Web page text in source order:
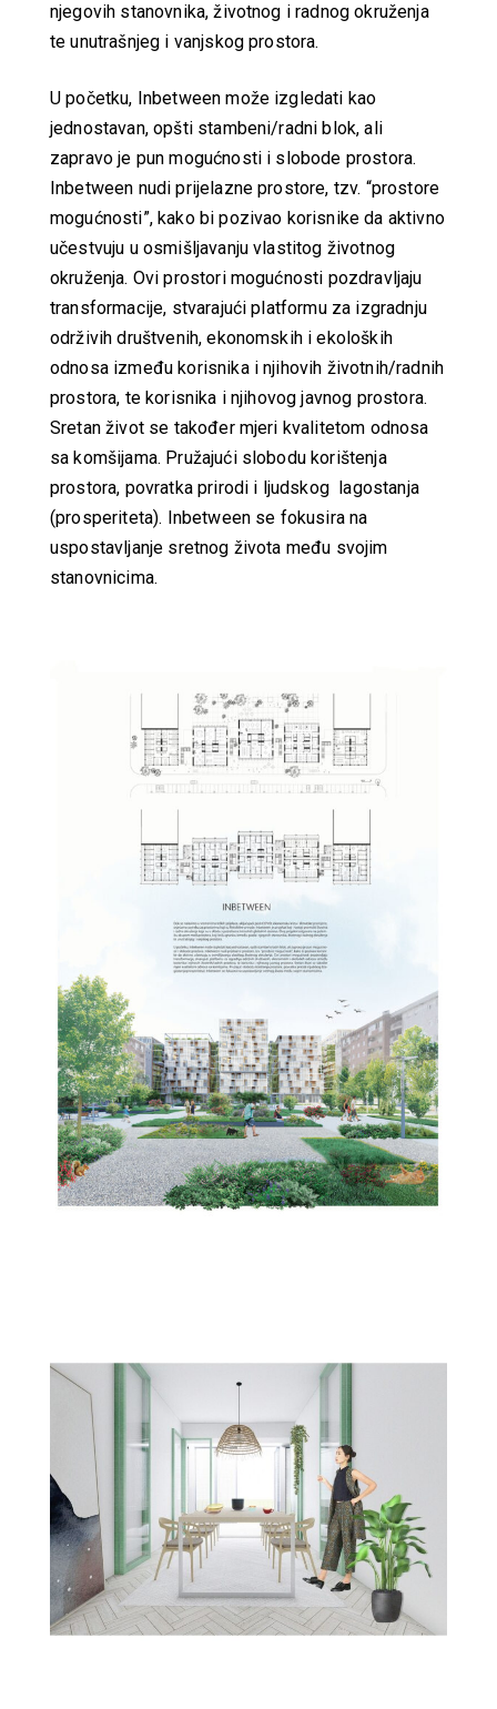
njegovih stanovnika, životnog i radnog okruženja
te unutrašnjeg i vanjskog prostora.
U početku, Inbetween može izgledati kao
jednostavan, opšti stambeni/radni blok, ali
zapravo je pun mogućnosti i slobode prostora.
Inbetween nudi prijelazne prostore, tzv. “prostore
mogućnosti”, kako bi pozivao korisnike da aktivno
učestvuju u osmišljavanju vlastitog životnog
okruženja. Ovi prostori mogućnosti pozdravljaju
transformacije, stvarajući platformu za izgradnju
održivih društvenih, ekonomskih i ekoloških
odnosa između korisnika i njihovih životnih/radnih
prostora, te korisnika i njihovog javnog prostora.
Sretan život se također mjeri kvalitetom odnosa
sa komšijama. Pružajući slobodu korištenja
prostora, povratka prirodi i ljudskog lagostanja
(prosperiteta). Inbetween se fokusira na
uspostavljanje sretnog života među svojim
stanovnicima.